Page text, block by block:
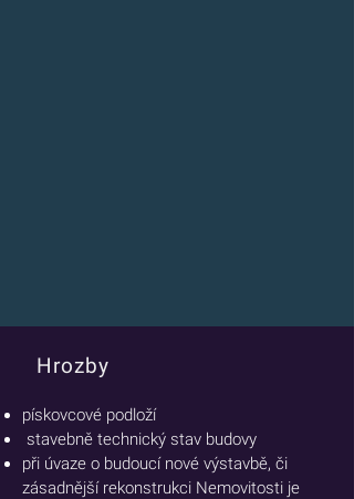
Hrozby
pískovcové podloží
stavebně technický stav budovy
při úvaze o budoucí nové výstavbě, či
zásadnější rekonstrukci Nemovitosti je